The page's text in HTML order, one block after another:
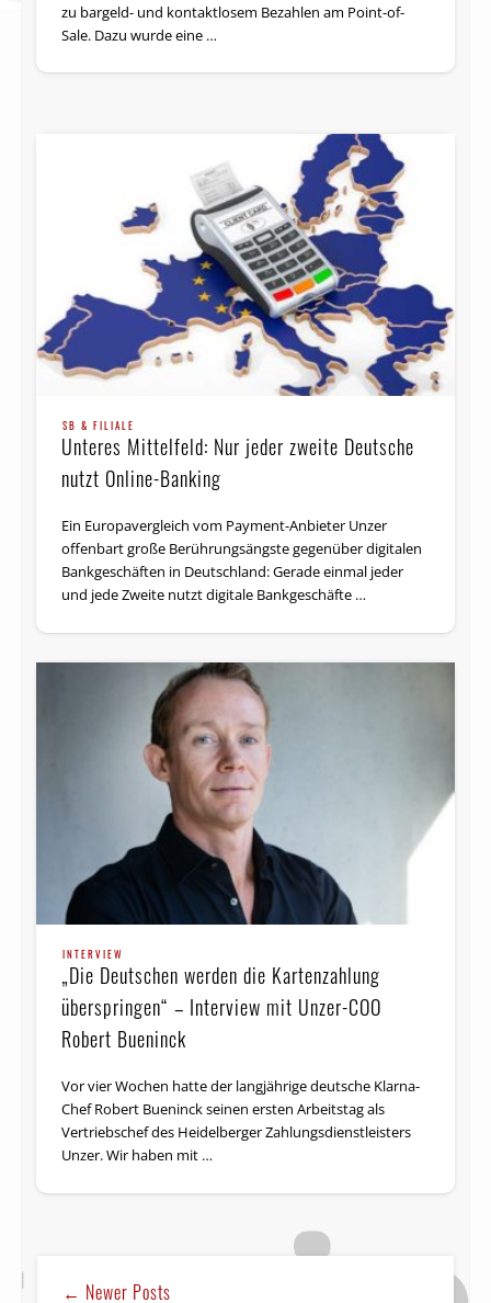
zu bargeld- und kontaktlosem Bezahlen am Point-of-
Sale. Dazu wurde eine …
SB & FILIALE
Unteres Mittelfeld: Nur jeder zweite Deutsche
nutzt Online-Banking
Ein Europavergleich vom Payment-Anbieter Unzer
offenbart große Berührungsängste gegenüber digitalen
Bankgeschäften in Deutschland: Gerade einmal jeder
und jede Zweite nutzt digitale Bankgeschäfte …
INTERVIEW
„Die Deutschen werden die Kartenzahlung
überspringen“ – Interview mit Unzer-COO
Robert Bueninck
Vor vier Wochen hatte der langjährige deutsche Klarna-
Chef Robert Bueninck seinen ersten Arbeitstag als
Vertriebschef des Heidelberger Zahlungsdienstleisters
Unzer. Wir haben mit …
← Newer Posts